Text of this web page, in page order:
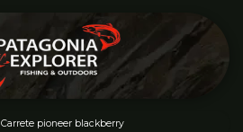
Carrete pioneer blackberry